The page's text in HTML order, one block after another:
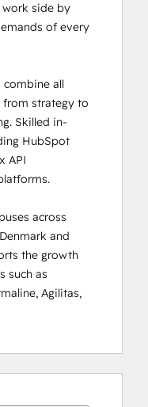
Marketing
Certification
Onboarding
HubSpot
Content
Tools
HubSpot
side by
of every
all
strategy to
Skilled in-
HubSpot
API
across
and
the growth
such as
Agilitas,